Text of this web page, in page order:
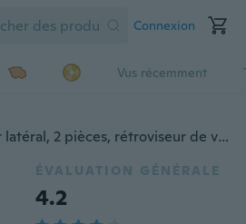
Connexion
Vus récemment
Lumière de rétroviseur latéral, 2 pièces, rétroviseur de voiture, panneau de flèche LED, clignotant, indicateur lumineux
ÉVALUATION GÉNÉRALE
4.2